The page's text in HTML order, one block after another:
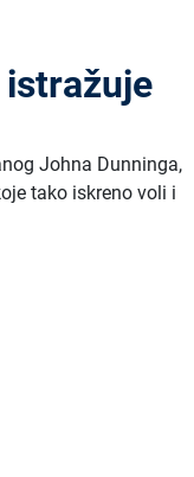
Johna Dunninga,
tako iskreno voli i